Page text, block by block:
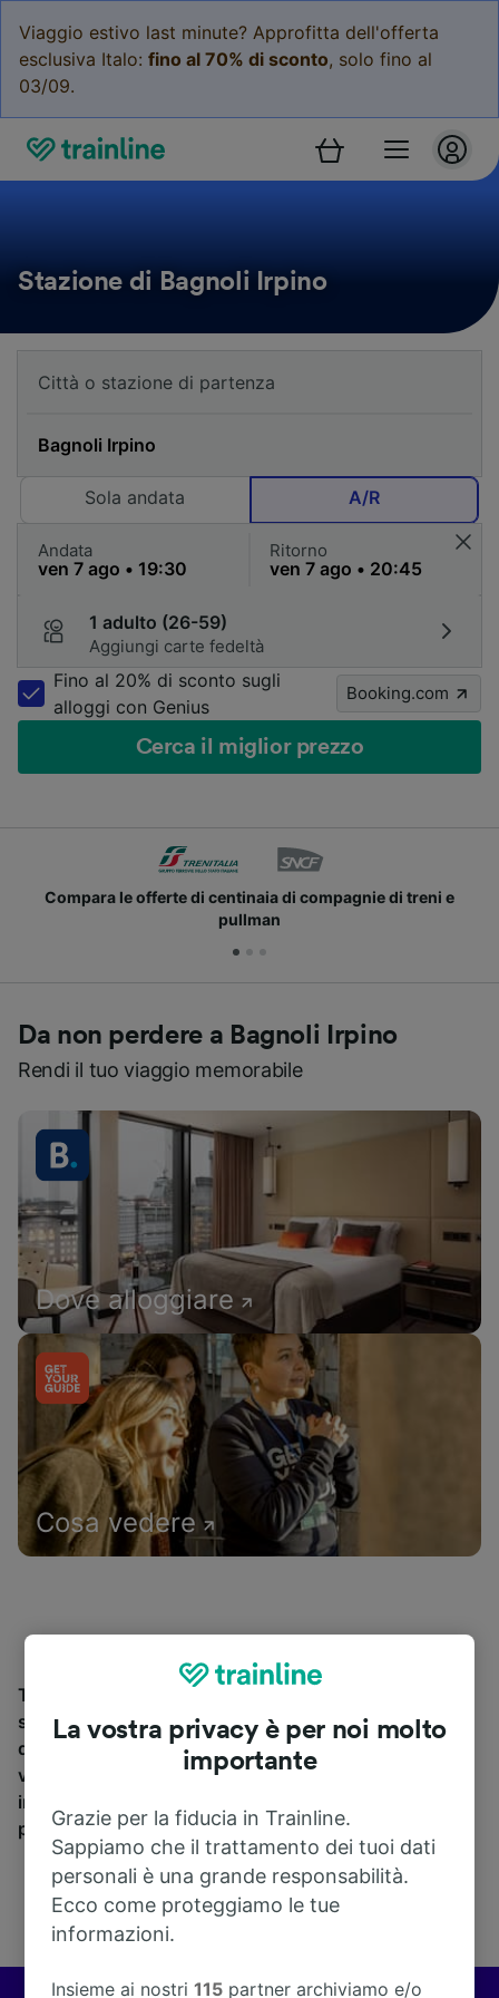
Viaggio estivo last minute? Approfitta dell'offerta
esclusiva Italo: fino al 70% di sconto, solo fino al
03/09.
Stazione di Bagnoli Irpino
Sola andata A/R
Andata Ritorno
1 adulto (26-59)
Aggiungi carte fedeltà
Fino al 20% di sconto sugli
alloggi con Genius
Booking.com
Cerca il miglior prezzo
Compara le offerte di centinaia di compagnie di treni e
pullman
Da non perdere a Bagnoli Irpino
Rendi il tuo viaggio memorabile
Dove alloggiare
Cosa vedere
Trova le informazioni relative alla stazione e ai suoi
servizi, consulta gli orari dei treni e prenota i biglietti
da e per Bagnoli Irpino. Trainline opera in 45 paesi e
vende biglietti di 270 compagnie ferroviarie e pullman
incluse
portare da Bagnoli Irpino.
La vostra privacy è per noi molto
importante
Grazie per la fiducia in Trainline.
Sappiamo che il trattamento dei tuoi dati
personali è una grande responsabilità.
Ecco come proteggiamo le tue
informazioni.
Insieme ai nostri115 partner archiviamo e/o